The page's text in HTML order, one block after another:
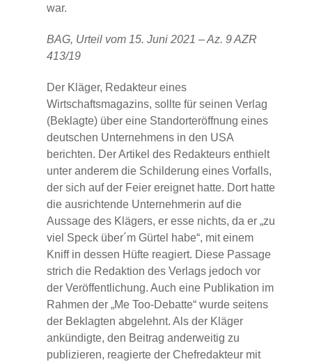
war.
BAG, Urteil vom 15. Juni 2021 – Az. 9 AZR
413/19
Der Kläger, Redakteur eines
Wirtschaftsmagazins, sollte für seinen Verlag
(Beklagte) über eine Standorteröffnung eines
deutschen Unternehmens in den USA
berichten. Der Artikel des Redakteurs enthielt
unter anderem die Schilderung eines Vorfalls,
der sich auf der Feier ereignet hatte. Dort hatte
die ausrichtende Unternehmerin auf die
Aussage des Klägers, er esse nichts, da er „zu
viel Speck über´m Gürtel habe“, mit einem
Kniff in dessen Hüfte reagiert. Diese Passage
strich die Redaktion des Verlags jedoch vor
der Veröffentlichung. Auch eine Publikation im
Rahmen der „Me Too-Debatte“ wurde seitens
der Beklagten abgelehnt. Als der Kläger
ankündigte, den Beitrag anderweitig zu
publizieren, reagierte der Chefredakteur mit